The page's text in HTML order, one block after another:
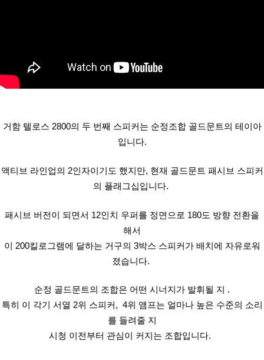
거함 텔로스 2800의 두 번째 스피커는 순정조합 골드문트의 테이아
입니다.
액티브 라인업의 2인자이기도 했지만, 현재 골드문트 패시브 스피커
의 플래그십입니다.
패시브 버전이 되면서 12인치 우퍼를 정면으로 180도 방향 전환을
해서
이 200킬로그램에 달하는 거구의 3박스 스피커가 배치에 자유로워
졌습니다.
순정 골드문트의 조합은 어떤 시너지가 발휘될 지 .
특히 이 각기 서열 2위 스피커, 4위 앰프는 얼마나 높은 수준의 소리
를 들려줄 지
시청 이전부터 관심이 커지는 조합입니다.